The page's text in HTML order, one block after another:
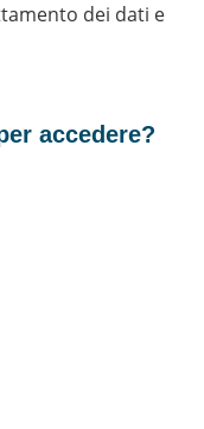
dei dati e
accedere?